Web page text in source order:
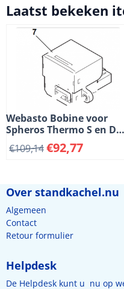
Laatst bekeken
Webasto Bobine voor
Spheros Thermo S en DW
kachels. 24 Volt. (3-7)
€109,14€92,77
Over standkachel.nu
Algemeen
Contact
Retour formulier
Helpdesk
De Helpdesk kunt u nu op